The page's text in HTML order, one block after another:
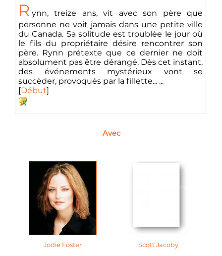
R ynn, treize ans, vit avec son père que
personne ne voit jamais dans une petite ville
du Canada. Sa solitude est troublée le jour où
le fils du propriétaire désire rencontrer son
père. Rynn prétexte que ce dernier ne doit
absolument pas être dérangé. Dès cet instant,
des événements mystérieux vont se
succèder, provoqués par la fillette... ...
[Début]
Avec
Jodie Foster Scott Jacoby